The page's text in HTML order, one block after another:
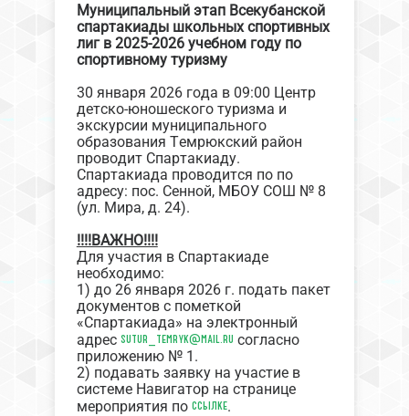
Муниципальный этап Всекубанской
спартакиады школьных спортивных
лиг в 2025-2026 учебном году по
спортивному туризму
30 января 2026 года в 09:00 Центр
детско-юношеского туризма и
экскурсии муниципального
образования Темрюкский район
проводит Спартакиаду.
Спартакиада проводится по по
адресу: пос. Сенной, МБОУ СОШ № 8
(ул. Мира, д. 24).
!!!!ВАЖНО!!!!
Для участия в Спартакиаде
необходимо:
1) до 26 января 2026 г. подать пакет
документов с пометкой
«Спартакиада» на электронный
адрес sutur_temryk@mail.ru согласно
приложению № 1.
2) подавать заявку на участие в
системе Навигатор на странице
мероприятия по ссылке.